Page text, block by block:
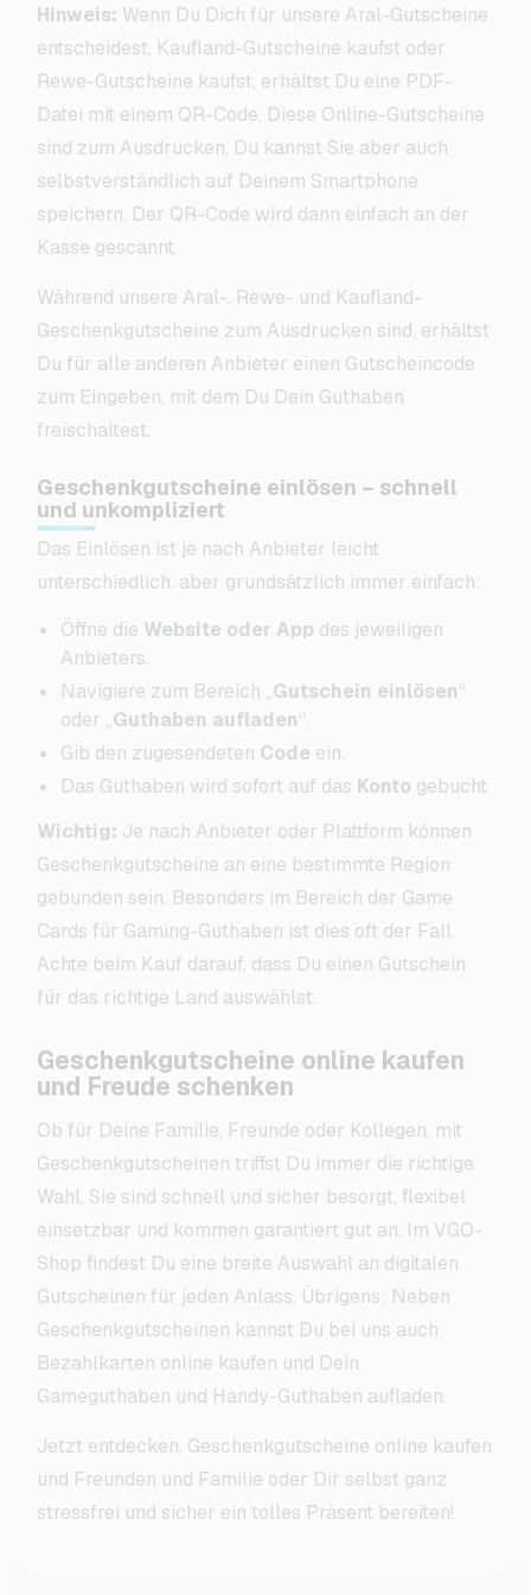
Hinweis: Wenn Du Dich für unsere Aral-Gutscheine
entscheidest, Kaufland-Gutscheine kaufst oder
Rewe-Gutscheine kaufst, erhältst Du eine PDF-
Datei mit einem QR-Code. Diese Online-Gutscheine
sind zum Ausdrucken, Du kannst Sie aber auch
selbstverständlich auf Deinem Smartphone
speichern. Der QR-Code wird dann einfach an der
Kasse gescannt.
Während unsere Aral-, Rewe- und Kaufland-
Geschenkgutscheine zum Ausdrucken sind, erhältst
Du für alle anderen Anbieter einen Gutscheincode
zum Eingeben, mit dem Du Dein Guthaben
freischaltest.
Geschenkgutscheine einlösen – schnell
und unkompliziert
Das Einlösen ist je nach Anbieter leicht
unterschiedlich, aber grundsätzlich immer einfach:
Öffne die Website oder App des jeweiligen
Anbieters.
Navigiere zum Bereich „Gutschein einlösen“
oder „Guthaben aufladen“.
Gib den zugesendeten Code ein.
Das Guthaben wird sofort auf das Konto gebucht
Wichtig: Je nach Anbieter oder Plattform können
Geschenkgutscheine an eine bestimmte Region
gebunden sein. Besonders im Bereich der Game
Cards für Gaming-Guthaben ist dies oft der Fall.
Achte beim Kauf darauf, dass Du einen Gutschein
für das richtige Land auswählst.
Geschenkgutscheine online kaufen
und Freude schenken
Ob für Deine Familie, Freunde oder Kollegen, mit
Geschenkgutscheinen triffst Du immer die richtige
Wahl. Sie sind schnell und sicher besorgt, flexibel
einsetzbar und kommen garantiert gut an. Im VGO-
Shop findest Du eine breite Auswahl an digitalen
Gutscheinen für jeden Anlass. Übrigens: Neben
Geschenkgutscheinen kannst Du bei uns auch
Bezahlkarten online kaufen und Dein
Gameguthaben und Handy-Guthaben aufladen.
Jetzt entdecken, Geschenkgutscheine online kaufen
und Freunden und Familie oder Dir selbst ganz
stressfrei und sicher ein tolles Präsent bereiten!